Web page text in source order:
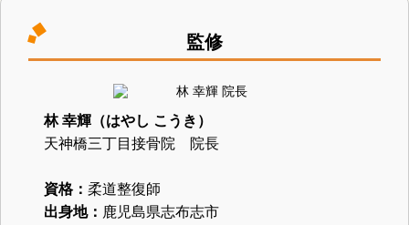
監修
林 幸輝（はやし こうき）
天神橋三丁目接骨院 院長
資格： 柔道整復師
出身地： 鹿児島県志布志市